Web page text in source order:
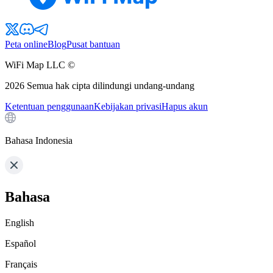
Peta onlineBlogPusat bantuan
WiFi Map LLC ©
2026 Semua hak cipta dilindungi undang-undang
Ketentuan penggunaanKebijakan privasiHapus akun
Bahasa Indonesia
Bahasa
English
Español
Français